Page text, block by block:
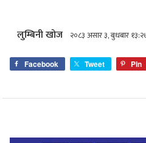
लुम्बिनी खोज २०८३ असार ३, बुधबार
Facebook Tweet Pin